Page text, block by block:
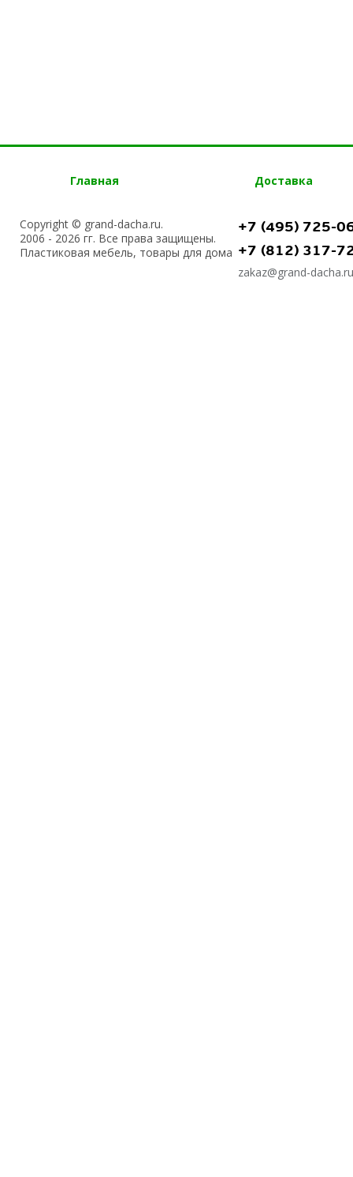
Главная Доставка
Copyright © grand-dacha.ru.
2006 - 2026 гг. Все права защищены.
Пластиковая мебель, товары для дома
+7 (495) 725-
+7 (812) 317-
zakaz@grand-dacha.ru